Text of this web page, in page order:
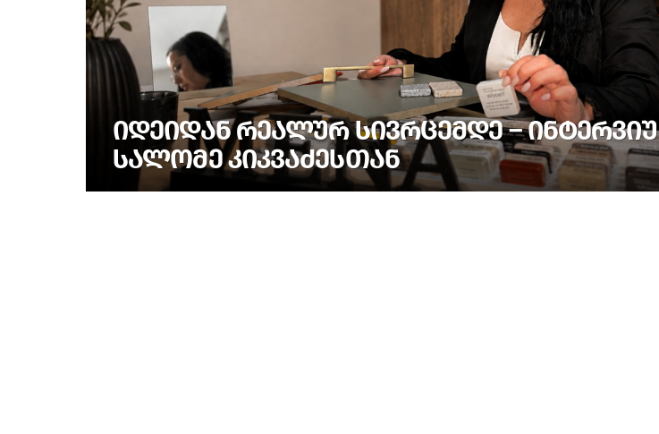
ᲘᲓᲔᲘᲓᲐᲜ ᲠᲔᲐᲚᲣᲠ ᲡᲘᲕᲠᲪᲔᲛᲓᲔ – ᲘᲜᲢᲔᲠᲕᲘᲣ
ᲡᲐᲚᲝᲛᲔ ᲙᲘᲙᲕᲐᲫᲔᲡᲗᲐᲜ